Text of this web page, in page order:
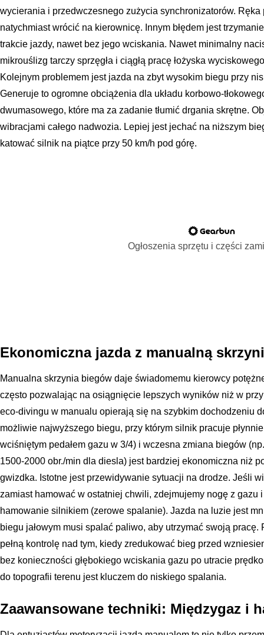
wycierania i przedwczesnego zużycia synchronizatorów.
natychmiast wrócić na kierownicę. Innym błędem jest
trakcie jazdy, nawet bez jego wciskania. Nawet minimalny
mikrouślizg tarczy sprzęgła i ciągłą pracę łożyska
Kolejnym problemem jest jazda na zbyt wysokim biegu przy
Generuje to ogromne obciążenia dla układu korbowo-
dwumasowego, które ma za zadanie tłumić drgania skrętne.
wibracjami całego nadwozia. Lepiej jest jechać na niższym
katować silnik na piątce przy 50 km/h pod górę.
Ogłoszenia sprzętu i części
Ekonomiczna jazda z manualną
Manualna skrzynia biegów daje świadomemu kierowcy
często pozwalając na osiągnięcie lepszych wyników niż w
eco-divingu w manualu opierają się na szybkim dochodzeniu
możliwie najwyższego biegu, przy którym silnik pracuje
wciśniętym pedałem gazu w 3/4) i wczesna zmiana biegów
1500-2000 obr./min dla diesla) jest bardziej ekonomiczna niż
gwizdka. Istotne jest przewidywanie sytuacji na drodze. Jeśli
zamiast hamować w ostatniej chwili, zdejmujemy nogę z gazu
hamowanie silnikiem (zerowe spalanie). Jazda na luzie jest
biegu jałowym musi spalać paliwo, aby utrzymać swoją
pełną kontrolę nad tym, kiedy zredukować bieg przed
bez konieczności głębokiego wciskania gazu po utracie
do topografii terenu jest kluczem do niskiego spalania.
Zaawansowane techniki: Międzygaz i